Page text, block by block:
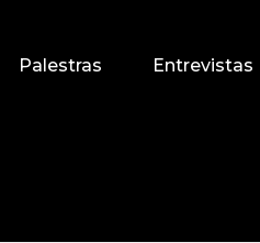
Palestras Entrevistas